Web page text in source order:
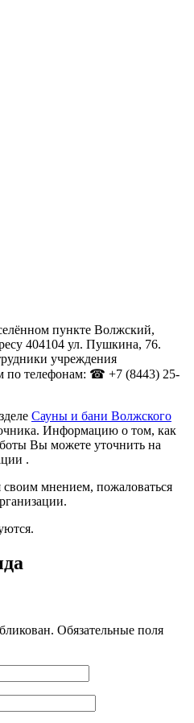
пункте Волжский,
404104 ул. Пушкина, 76.
учреждения
по телефонам: ☎ +7 (8443) 25-
Сауны и бани Волжского
Информацию о том, как
Вы можете уточнить на
.
мнением, пожаловаться
Обязательные поля